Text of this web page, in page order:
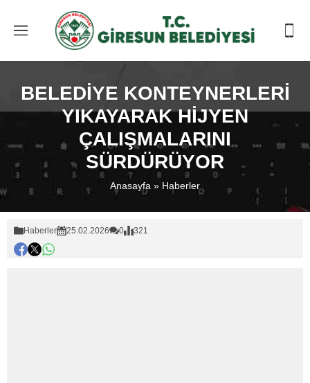
BELEDİYE KONTEYNERLERİ
YIKAYARAK HİJYEN
ÇALIŞMALARINI
SÜRDÜRÜYOR
Anasayfa » Haberler
Haberler 25.02.2026 0 321